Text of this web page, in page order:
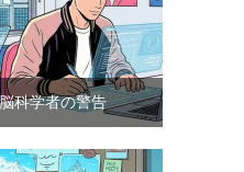
科学者の警告